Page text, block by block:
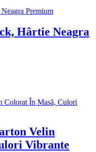
Hârtie Neagra
Velin
Vibrante